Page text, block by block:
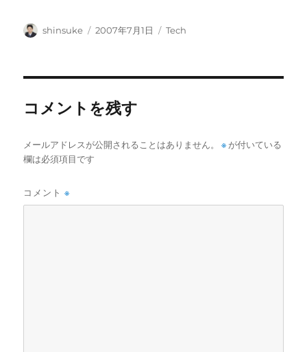
投
shinsuke
投
2007年7月1日
カ
Tech
コメントを残す
メールアドレスが公開されることはありません。 ※が付いている
欄は必須項目です
コメント※